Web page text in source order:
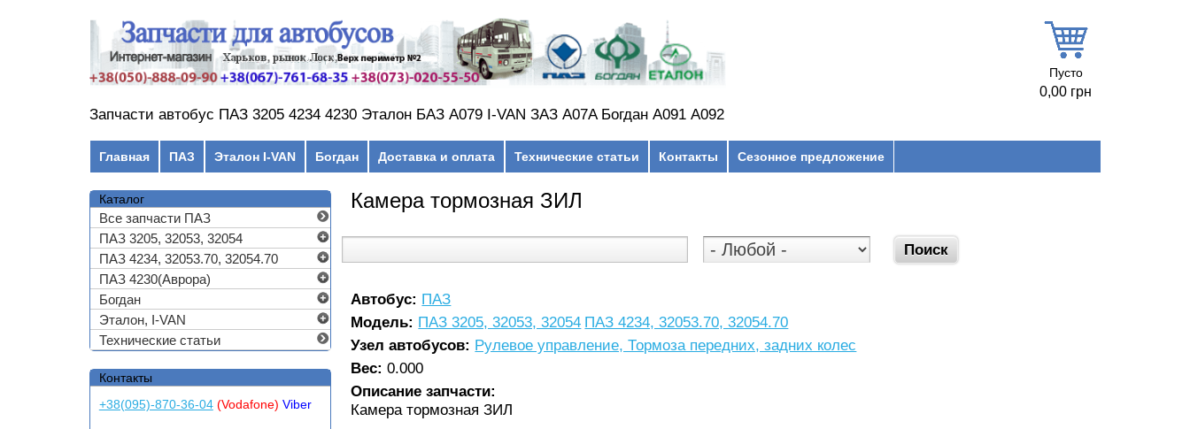
Пусто
0,00 грн
Запчасти автобус ПАЗ 3205 4234 4230 Эталон БАЗ А079 I-VAN ЗАЗ A07A Богдан А091 А092
Главная ПАЗ Эталон I-VAN Богдан Доставка и оплата Технические статьи Контакты Сезонное предложение
Камера тормозная ЗИЛ
Автобус: ПАЗ
Модель: ПАЗ 3205, 32053, 32054 ПАЗ 4234, 32053.70, 32054.70
Узел автобусов: Рулевое управление, Тормоза передних, задних колес
Вес:0.000
Описание запчасти:
Камера тормозная ЗИЛ
Каталог
Все запчасти ПАЗ
ПАЗ 3205, 32053, 32054
ПАЗ 4234, 32053.70, 32054.70
ПАЗ 4230(Аврора)
Богдан
Эталон, I-VAN
Технические статьи
Контакты
+38(095)-870-36-04(Vodafone) Viber